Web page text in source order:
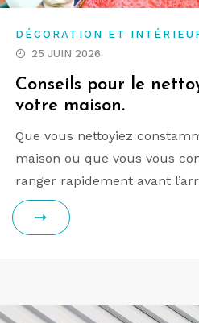
DÉCORATION ET
25 JUIN 2026
Conseils pour le
votre maison.
Que vous nettoyiez
maison ou que vous vous
ranger rapidement avant